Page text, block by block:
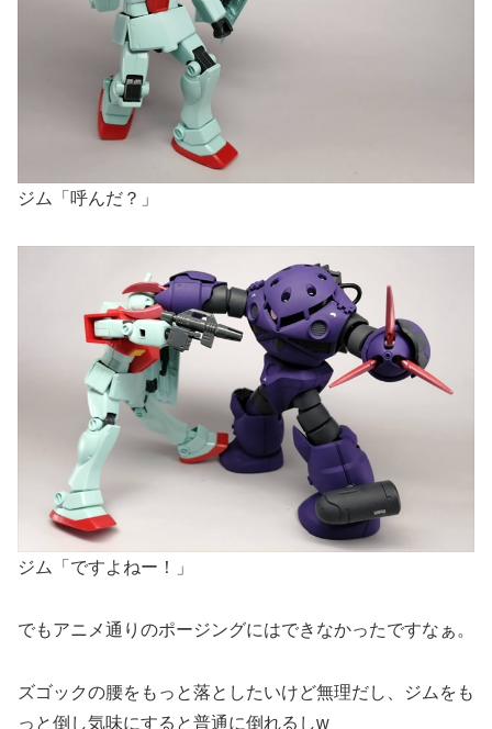
ジム「呼んだ？」
ジム「ですよねー！」
でもアニメ通りのポージングにはできなかったですなぁ。
ズゴックの腰をもっと落としたいけど無理だし、ジムをも
っと倒し気味にすると普通に倒れるしw